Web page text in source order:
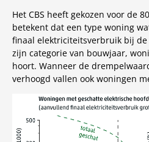
Het CBS heeft gekozen voor de
betekent dat een type woning
finaal elektriciteitsverbruik bij de
zijn categorie van bouwjaar,
hoort. Wanneer de
verhoogd vallen ook woningen